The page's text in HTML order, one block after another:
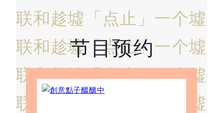
联和趁墟 「点止」一个墟
联和趁墟「点止」一个墟
联和趁墟「点止」一个墟
联和趁墟
「点止」一个墟
节目预约